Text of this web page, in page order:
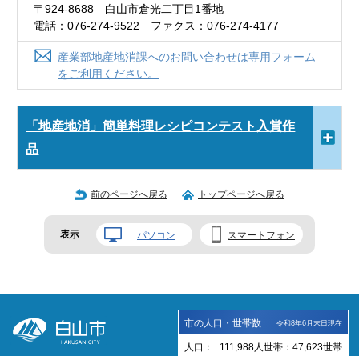
〒924-8688 白山市倉光二丁目1番地
電話：076-274-9522 ファクス：076-274-4177
産業部地産地消課へのお問い合わせは専用フォーム
をご利用ください。
「地産地消」簡単料理レシピコンテスト入賞作
品
前のページへ戻る トップページへ戻る
表示 パソコン スマートフォン
市の人口・世帯数 令和8年6月末日現在
人口： 111,988 人 世帯： 47,623世帯